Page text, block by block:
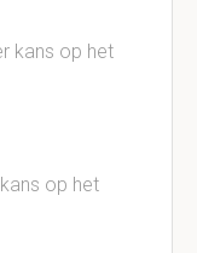
kans op het
op het